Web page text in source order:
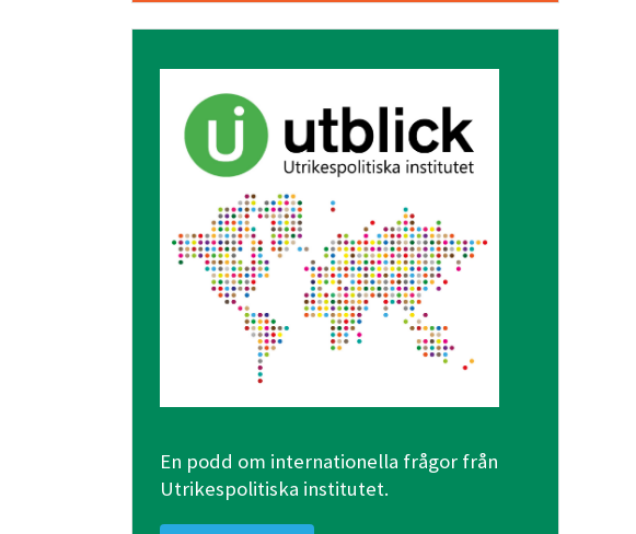
En podd om internationella frågor från
Utrikespolitiska institutet.